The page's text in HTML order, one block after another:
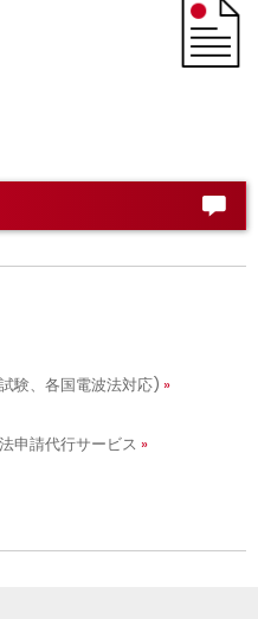
験、各国電波法対応)
申請代行サービス